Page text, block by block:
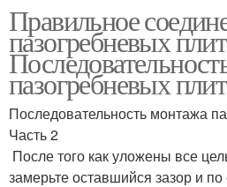
Правильное
пазогребневых
пазогребневых
Последовательность монтажа
Часть 2
После того как уложены все
замерьте оставшийся зазор и